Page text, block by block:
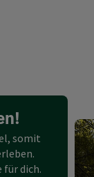
somit
für dich.